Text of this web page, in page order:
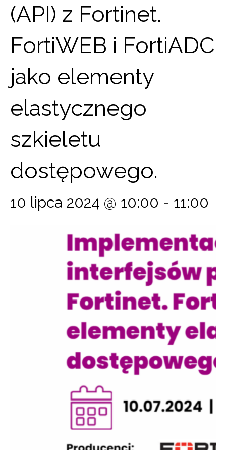
(API) z Fortinet.
FortiWEB i FortiADC
jako elementy
elastycznego
szkieletu
dostępowego.
10 lipca 2024 @ 10:00 - 11:00